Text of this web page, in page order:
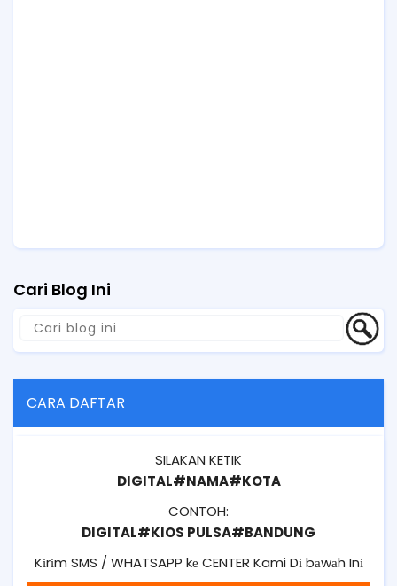
Cari Blog Ini
CARA DAFTAR
SILAKAN KETIK
DIGITAL#NAMA#KOTA
CONTOH:
DIGITAL#KIOS PULSA#BANDUNG
Kіrіm SMS / WHATSAPP kе CENTER Kami Dі bаwаh Inі